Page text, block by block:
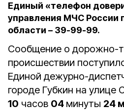
Единый «телефон
управления МЧС России
области – 39-99-99.
Сообщение о дорожно-
происшествии
Единой дежурно-
городе Губкин на улице
10 часов 04 минуты 24